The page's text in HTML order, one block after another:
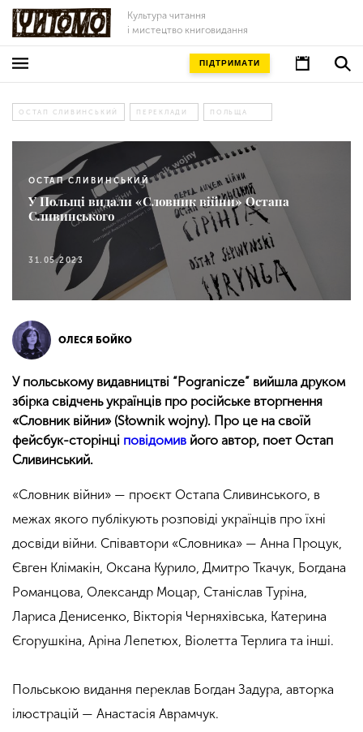
Культура читання
і мистецтво книговидання
ПІДТРИМАТИ
ОСТАП СЛИВИНСЬКИЙ ПЕРЕКЛАДИ ПОЛЬЩА
ОСТАП СЛИВИНСЬКИЙ
У Польщі видали «Словник війни» Остапа
Сливинського
31.05.2023
ОЛЕСЯ БОЙКО
У польському видавництві “Pogranicze” вийшла друком
збірка свідчень українців про російське вторгнення
«Словник війни» (Słownik wojny). Про це на своїй
фейсбук-сторінці повідомив його автор, поет Остап
Сливинський.
«Словник війни» — проєкт Остапа Сливинського, в
межах якого публікують розповіді українців про їхні
досвіди війни. Співавтори «Словника» — Анна Процук,
Євген Клімакін, Оксана Курило, Дмитро Ткачук, Богдана
Романцова, Олександр Моцар, Станіслав Туріна,
Лариса Денисенко, Вікторія Черняхівська, Катерина
Єгорушкіна, Аріна Лепетюх, Віолетта Терлига та інші.
Польською видання переклав Богдан Задура, авторка
ілюстрацій — Анастасія Аврамчук.